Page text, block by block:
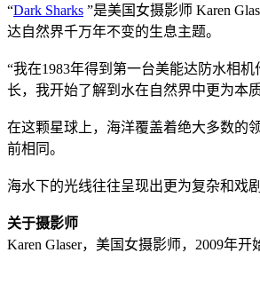
“Dark Sharks ”是美国女摄影师 Karen
达自然界千万年不变的生息主题。
“我在1983年得到第一台美能达防水相
长，我开始了解到水在自然界中更为本
在这颗星球上，海洋覆盖着绝大多数的
前相同。
海水下的光线往往呈现出更为复杂和戏
关于摄影师
Karen Glaser，美国女摄影师，2009年